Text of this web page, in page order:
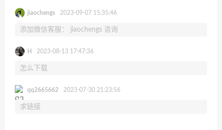
jiaochengs 2023-09-07 15:35:46
添加微信客服： jiaochengs 咨询
H 2023-08-13 17:47:36
怎么下载
qq2665662 2023-07-30 21:23:56
求链接